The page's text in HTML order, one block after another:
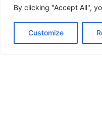
By clicking "Accept All",
Customize